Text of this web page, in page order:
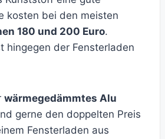
kosten bei den meisten
180 und 200 Euro.
hingegen der Fensterladen
wärmegedämmtes Alu
gerne den doppelten Preis
Fensterladen aus